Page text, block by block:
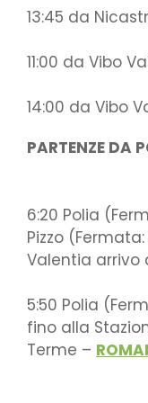
13:45 da
11:00 da Vibo
14:00 da Vibo
PARTENZE DA
6:20 Polia
Pizzo
Valentia arrivo
5:50 Polia
fino alla
Terme –